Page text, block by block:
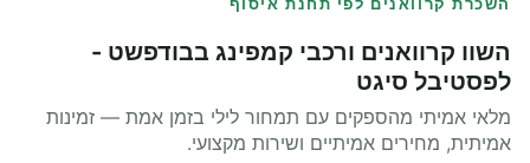
השוו קרוואנים ורכבי קמפינג בבודפשט -
לפסטיבל סיגט
מלאי אמיתי מהספקים עם תמחור לילי בזמן אמת — זמינות
אמיתית, מחירים אמיתיים ושירות מקצועי.